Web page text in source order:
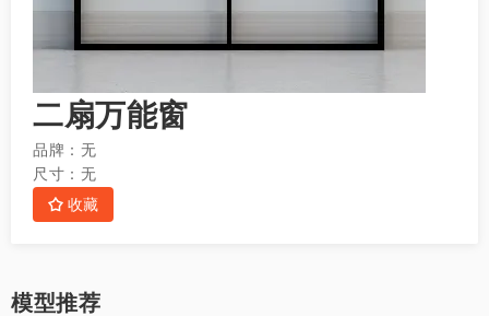
二扇万能窗
品牌： 无
尺寸： 无
收藏
模型推荐